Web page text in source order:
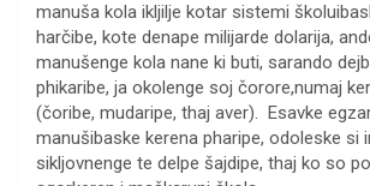
manuša kola ikljilje kotar sistemi
harčibe, kote denape milijarde dolarija,
manušenge kola nane ki buti, sarando
phikaribe, ja okolenge soj čorore,numaj
(čoribe, mudaripe, thaj aver). Esavke
manušibaske kerena pharipe, odoleske si
sikljovnenge te delpe šajdipe, thaj ko so